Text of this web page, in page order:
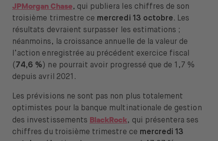
JPMorgan Chase, qui publiera les chiffres de son
troisième trimestre ce mercredi 13 octobre. Les
résultats devraient surpasser les estimations ;
néanmoins, la croissance annuelle de la valeur de
l’action enregistrée au précédent exercice fiscal
( 74,6 % ) ne pourrait avoir progressé que de 1,7 %
depuis avril 2021.
Les prévisions ne sont pas non plus totalement
optimistes pour la banque multinationale de gestion
des investissements BlackRock, qui présentera ses
chiffres du troisième trimestre ce mercredi 13